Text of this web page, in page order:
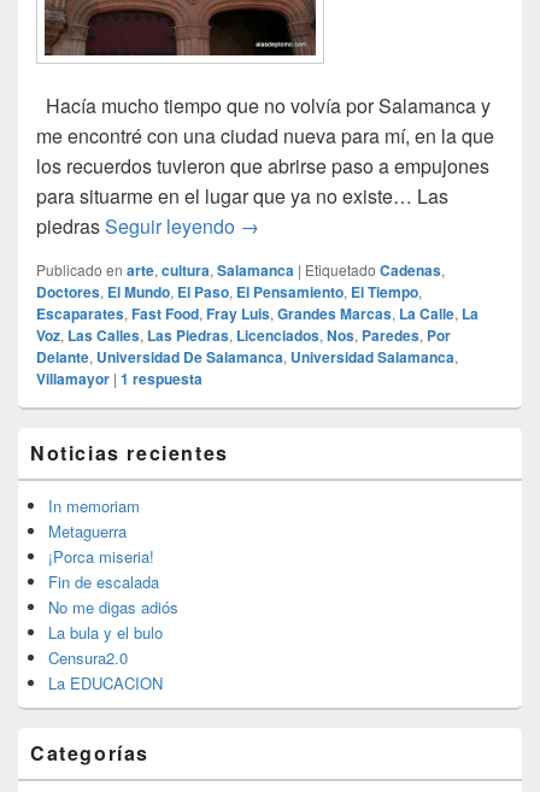
Hacía mucho tiempo que no volvía por Salamanca y
me encontré con una ciudad nueva para mí, en la que
los recuerdos tuvieron que abrirse paso a empujones
para situarme en el lugar que ya no existe… Las
piedrasSeguir leyendo Universidad de Salamanca
→
Publicado en arte, cultura, Salamanca | Etiquetado Cadenas,
Doctores, El Mundo, El Paso, El Pensamiento, El Tiempo,
Escaparates, Fast Food, Fray Luis, Grandes Marcas, La Calle, La
Voz, Las Calles, Las Piedras, Licenciados, Nos, Paredes, Por
Delante, Universidad De Salamanca, Universidad Salamanca,
Villamayor | 1 respuesta
área
de
widget
barra
lateral
primaria
Noticias recientes
In memoriam
Metaguerra
¡Porca miseria!
Fin de escalada
No me digas adiós
La bula y el bulo
Censura2.0
La EDUCACION
Categorías